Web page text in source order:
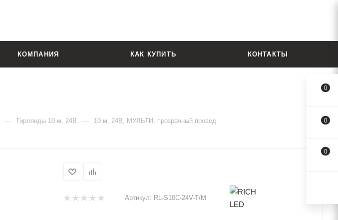
КОМПАНИЯ КАК КУПИТЬ КОНТАКТЫ
— Гирлянды 10 м, 24В — 10 м, 24В, МУЛЬТИ, прозрачный провод
Артикул: RL-S10C-24V-T/M
0
0
0